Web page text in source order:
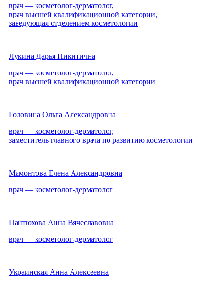
врач — косметолог-дерматолог,
врач высшей квалификационной категории,
заведующая отделением косметологии
Лукина Дарья Никитична
врач — косметолог-дерматолог,
врач высшей квалификационной категории
Головина Ольга Александровна
врач — косметолог-дерматолог,
заместитель главного врача по развитию косметологии
Мамонтова Елена Александровна
врач — косметолог-дерматолог
Пантюхова Анна Вячеславовна
врач — косметолог-дерматолог
Украинская Анна Алексеевна